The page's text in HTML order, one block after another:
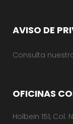
AVISO DE
Consulta
OFICINAS
Holbein 151, Col.